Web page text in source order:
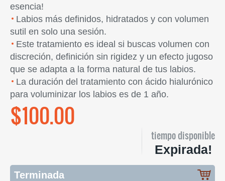
esencia!
Labios más definidos, hidratados y con volumen
sutil en solo una sesión.
Este tratamiento es ideal si buscas volumen con
discreción, definición sin rigidez y un efecto jugoso
que se adapta a la forma natural de tus labios.
La duración del tratamiento con ácido hialurónico
para voluminizar los labios es de 1 año.
$100.00
tiempo disponible
Expirada!
Terminada